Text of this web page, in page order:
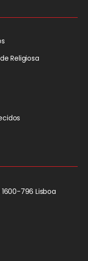
Religiosa
1600-796 Lisboa